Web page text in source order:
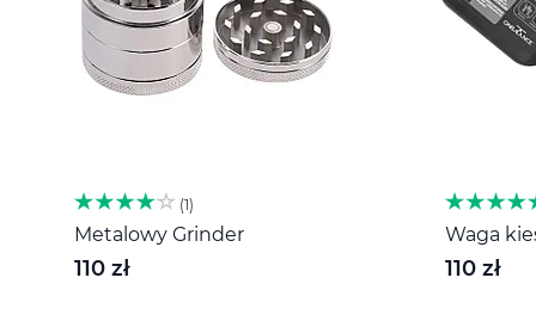
1
Metalowy Grinder
110 zł
Waga
110 zł